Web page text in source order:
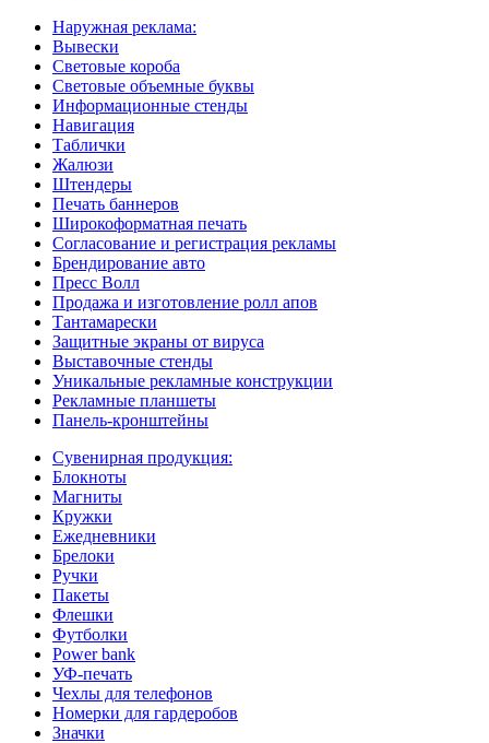
Наружная реклама:
Вывески
Световые короба
Световые объемные буквы
Информационные стенды
Навигация
Таблички
Жалюзи
Штендеры
Печать баннеров
Широкоформатная печать
Согласование и регистрация рекламы
Брендирование авто
Пресс Волл
Продажа и изготовление ролл апов
Тантамарески
Защитные экраны от вируса
Выставочные стенды
Уникальные рекламные конструкции
Рекламные планшеты
Панель-кронштейны
Сувенирная продукция:
Блокноты
Магниты
Кружки
Ежедневники
Брелоки
Ручки
Пакеты
Флешки
Футболки
Power bank
УФ-печать
Чехлы для телефонов
Номерки для гардеробов
Значки